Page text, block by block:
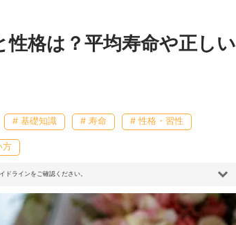
格は？平均寿命や正しい
# 基礎知識 # 寿命 # 性格・習性
方
ラインをご確認ください。